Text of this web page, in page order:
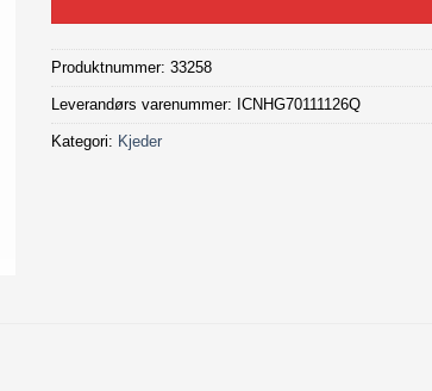
Produktnummer:33258
Leverandørs varenummer: ICNHG70111126Q
Kategori: Kjeder